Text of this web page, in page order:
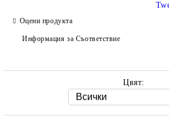
Ние ще се свържем с вас в рамките на
Оцени продукта
Информация за Съответствие
Цвят: